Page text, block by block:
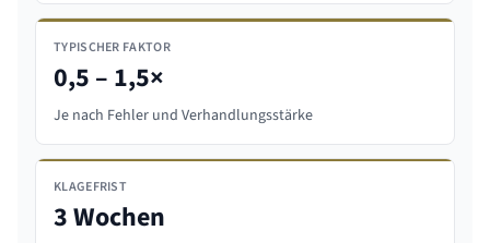
TYPISCHER FAKTOR
0,5 – 1,5×
Je nach Fehler und Verhandlungsstärke
KLAGEFRIST
3 Wochen